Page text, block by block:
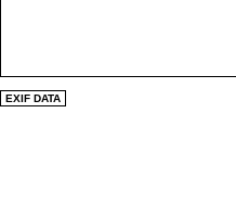
EXIF DATA